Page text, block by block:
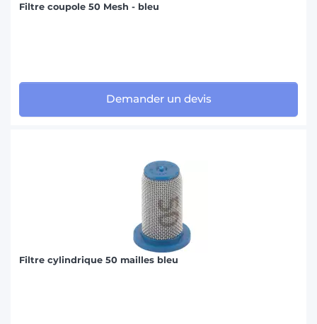
Filtre coupole 50 Mesh - bleu
Demander un devis
Filtre cylindrique 50 mailles bleu